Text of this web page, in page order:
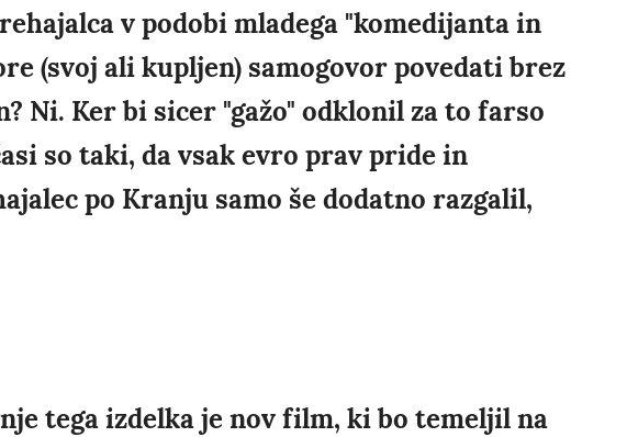
v podobi mladega "komedijanta in
(svoj ali kupljen) samogovor povedati brez
Ni. Ker bi sicer "gažo" odklonil za to farso
so taki, da vsak evro prav pride in
po Kranju samo še dodatno razgalil,
tega izdelka je nov film, ki bo temeljil na